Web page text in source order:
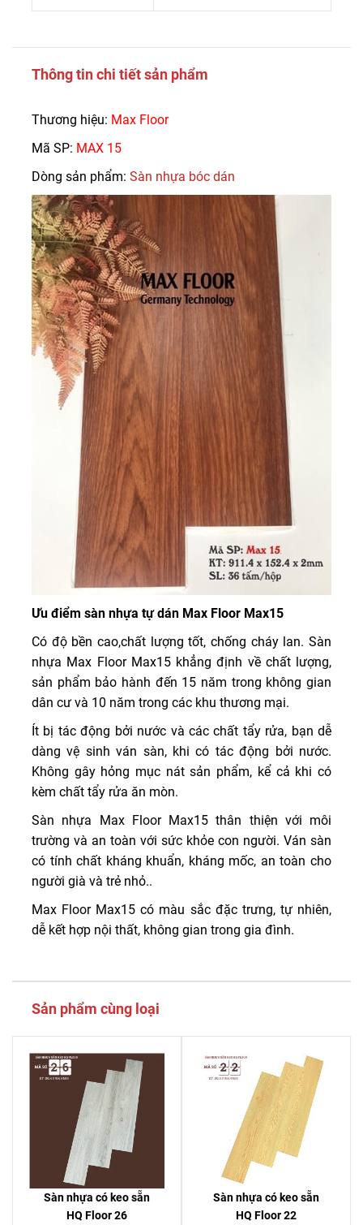
Thông tin chi tiết sản phẩm
Thương hiệu: Max Floor
Mã SP: MAX 15
Dòng sản phẩm: Sàn nhựa bóc dán
Ưu điểm sàn nhựa tự dán Max Floor Max15
Có độ bền cao,chất lượng tốt, chống cháy lan. Sàn
nhựa Max Floor Max15 khẳng định về chất lượng,
sản phẩm bảo hành đến 15 năm trong không gian
dân cư và 10 năm trong các khu thương mại.
Ít bị tác động bởi nước và các chất tẩy rửa, bạn dễ
dàng vệ sinh ván sàn, khi có tác động bởi nước.
Không gây hỏng mục nát sản phẩm, kể cả khi có
kèm chất tẩy rửa ăn mòn.
Sàn nhựa Max Floor Max15 thân thiện với môi
trường và an toàn với sức khỏe con người. Ván sàn
có tính chất kháng khuẩn, kháng mốc, an toàn cho
người già và trẻ nhỏ..
Max Floor Max15 có màu sắc đặc trưng, tự nhiên,
dễ kết hợp nội thất, không gian trong gia đình.
Sản phẩm cùng loại
Sàn nhựa có keo sẵn
HQ Floor 26
Sàn nhựa có keo sẵn
HQ Floor 22